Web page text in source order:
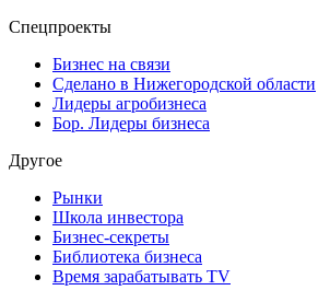
Спецпроекты
Бизнес на связи
Сделано в Нижегородской области
Лидеры агробизнеса
Бор. Лидеры бизнеса
Другое
Рынки
Школа инвестора
Бизнес-секреты
Библиотека бизнеса
Время зарабатывать TV